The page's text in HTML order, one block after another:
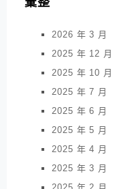
2026 年 3 月
2025 年 12 月
2025 年 10 月
2025 年 7 月
2025 年 6 月
2025 年 5 月
2025 年 4 月
2025 年 3 月